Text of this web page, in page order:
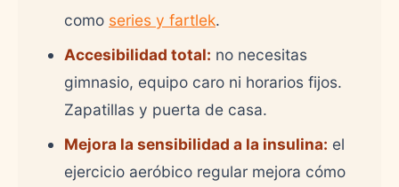
como series y fartlek.
Accesibilidad total: no necesitas
gimnasio, equipo caro ni horarios fijos.
Zapatillas y puerta de casa.
Mejora la sensibilidad a la insulina: el
ejercicio aeróbico regular mejora cómo